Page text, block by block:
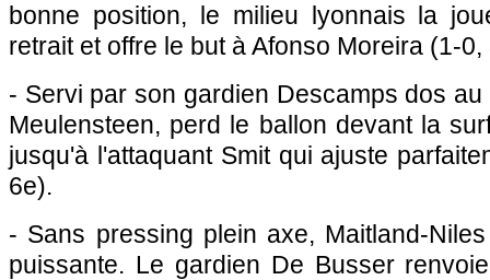
bonne position, le milieu lyonnais la
retrait et offre le but à Afonso Moreira (1-0,
- Servi par son gardien Descamps dos au
Meulensteen, perd le ballon devant la
jusqu'à l'attaquant Smit qui ajuste
6e).
- Sans pressing plein axe, Maitland-
puissante. Le gardien De Busser